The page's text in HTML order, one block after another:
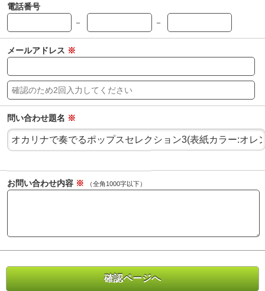
電話番号
－
－
メールアドレス ※
問い合わせ題名 ※
お問い合わせ内容 ※ （全角1000字以下）